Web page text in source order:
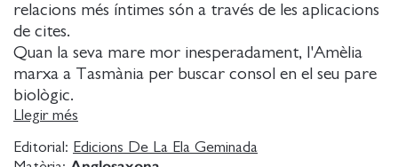
relacions més íntimes són a través de les aplicacions
de cites.
Quan la seva mare mor inesperadament, l'Amèlia
marxa a Tasmània per buscar consol en el seu pare
biològic.
Fugint del dolor, s'endinsa a la comunitat local
BDSM i relata en primera persona els seus intents
d'entendre la perversió.
Llegir més
Editorial: Edicions De La Ela Geminada